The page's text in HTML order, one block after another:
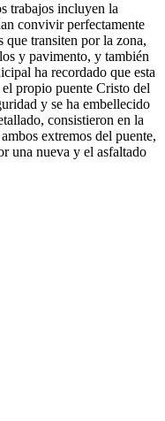
trabajos incluyen la
convivir perfectamente
que transiten por la zona,
y pavimento, y también
ha recordado que esta
propio puente Cristo del
y se ha embellecido
consistieron en la
extremos del puente,
una nueva y el asfaltado